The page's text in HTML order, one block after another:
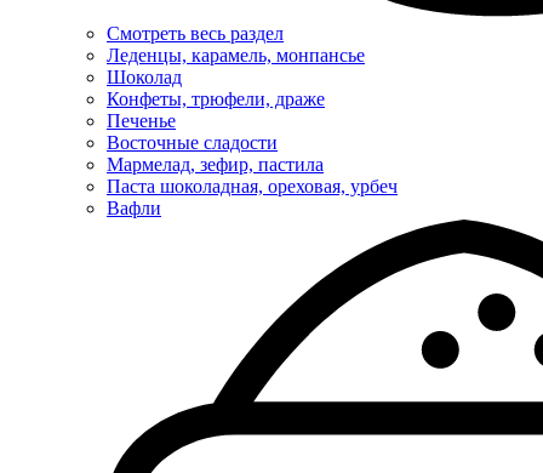
Смотреть весь раздел
Леденцы, карамель, монпансье
Шоколад
Конфеты, трюфели, драже
Печенье
Восточные сладости
Мармелад, зефир, пастила
Паста шоколадная, ореховая, урбеч
Вафли